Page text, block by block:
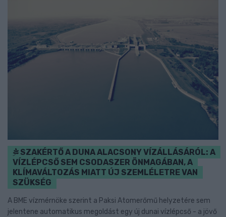
SZAKÉRTŐ A DUNA ALACSONY VÍZÁLLÁSÁRÓL: A
VÍZLÉPCSŐ SEM CSODASZER ÖNMAGÁBAN, A
KLÍMAVÁLTOZÁS MIATT ÚJ SZEMLÉLETRE VAN
SZÜKSÉG
A BME vízmérnöke szerint a Paksi Atomerőmű helyzetére sem
jelentene automatikus megoldást egy új dunai vízlépcső - a jövő